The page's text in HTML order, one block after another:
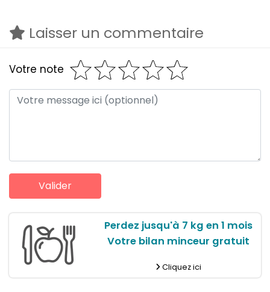
Laisser un commentaire
Votre note
Perdez jusqu'à 7 kg en 1 mois
Votre bilan minceur gratuit
Cliquez ici